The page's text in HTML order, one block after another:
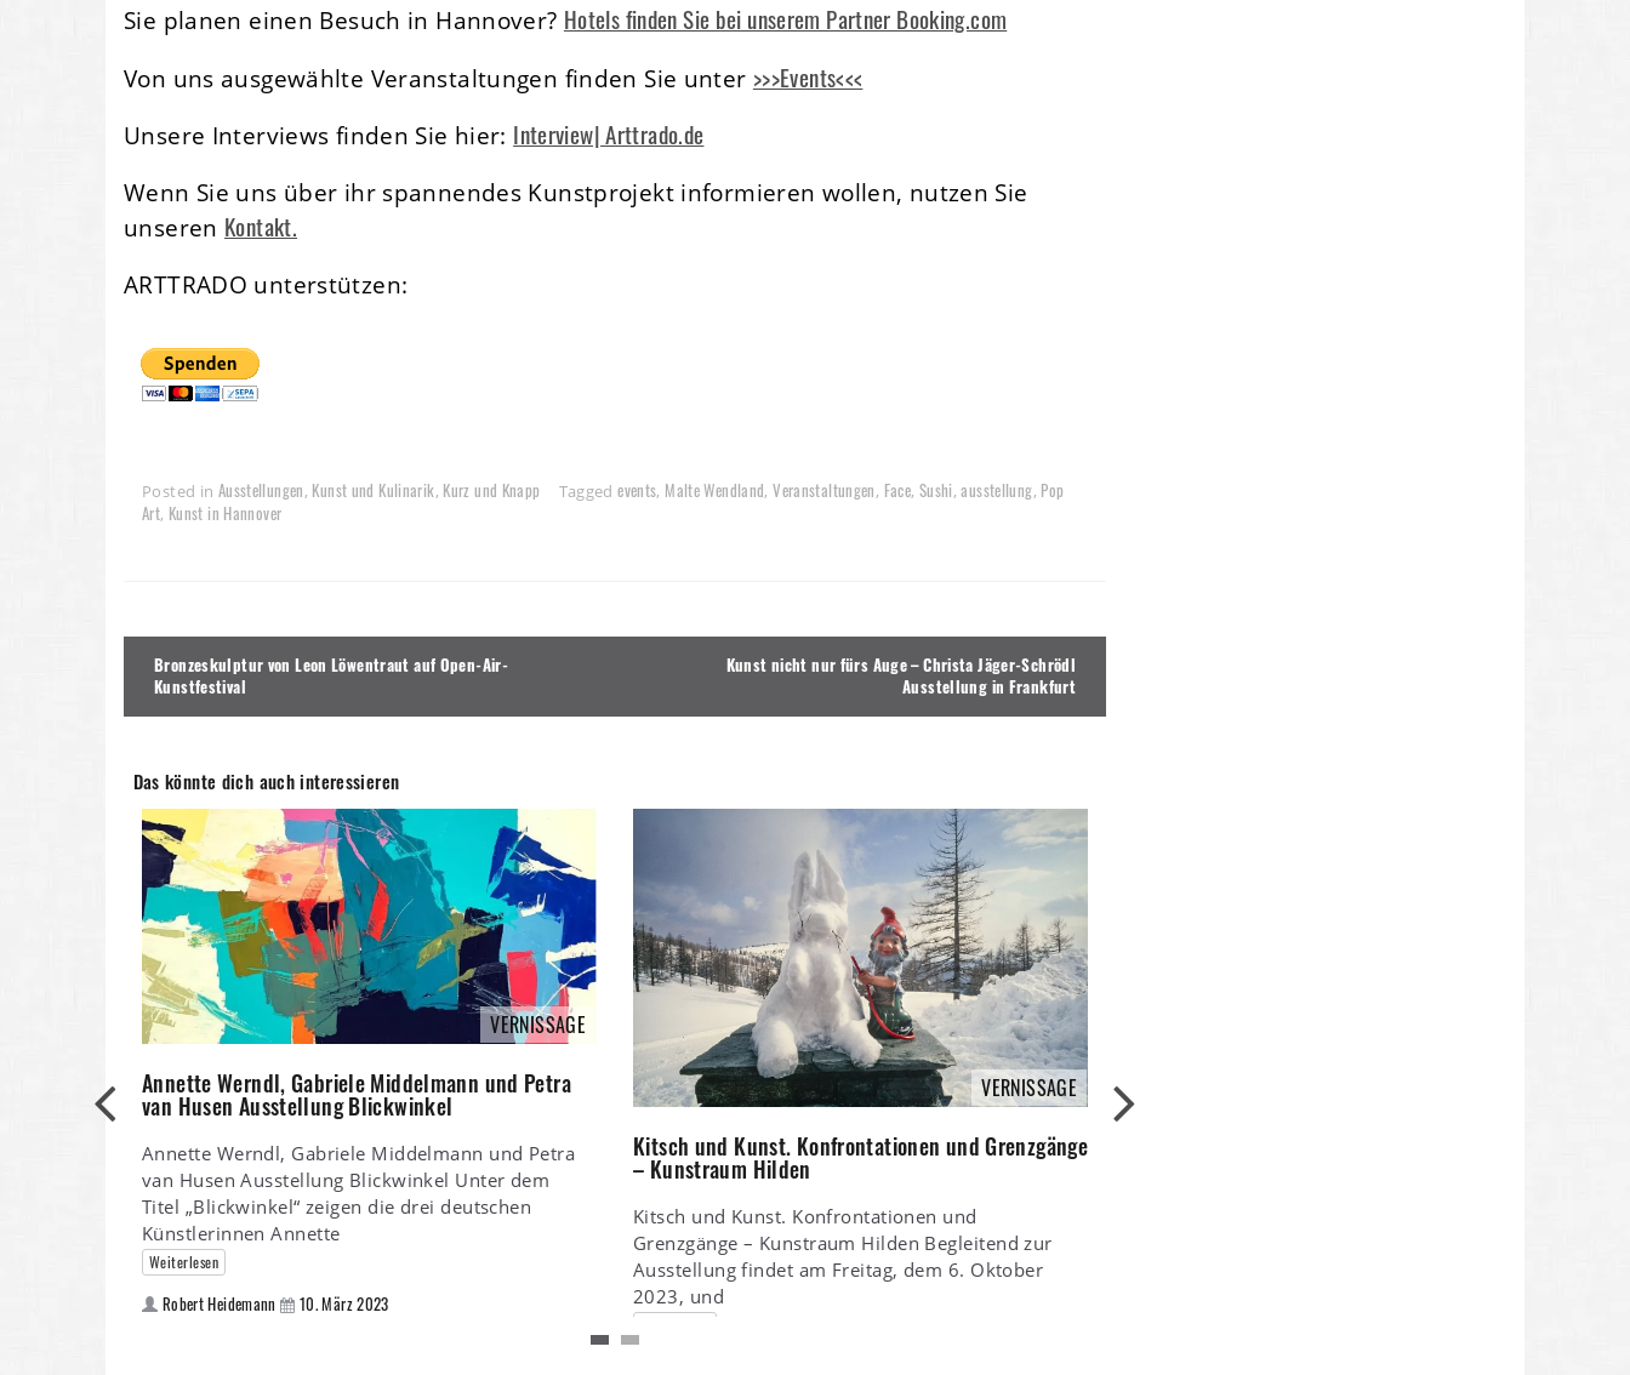
Sie planen einen Besuch in Hannover? Hotels finden Sie bei unserem Partner Booking.com
Von uns ausgewählte Veranstaltungen finden Sie unter >>>Events<<<
Unsere Interviews finden Sie hier: Interview| Arttrado.de
Wenn Sie uns über ihr spannendes Kunstprojekt informieren wollen, nutzen Sie
unseren Kontakt.
ARTTRADO unterstützen:
Posted in Ausstellungen, Kunst und Kulinarik, Kurz und Knapp Taggedevents, Malte Wendland,Veranstaltungen, Face, Sushi,ausstellung, Pop
Art, Kunst in Hannover
Beitragsnavigation
Bronzeskulptur von Leon Löwentraut auf Open-Air-
Kunstfestival
Kunst nicht nur fürs Auge – Christa Jäger-Schrödl
Ausstellung in Frankfurt
Das könnte dich auch interessieren
VERNISSAGE
Annette Werndl, Gabriele Middelmann und Petra
van Husen Ausstellung Blickwinkel
Annette Werndl, Gabriele Middelmann und Petra
van Husen Ausstellung Blickwinkel Unter dem
Titel „Blickwinkel“ zeigen die drei deutschen
Künstlerinnen Annette
Weiterlesen
Robert Heidemann 10. März 2023
VERNISSAGE
Kitsch und Kunst. Konfrontationen und Grenzgänge
– Kunstraum Hilden
Kitsch und Kunst. Konfrontationen und
Grenzgänge – Kunstraum Hilden Begleitend zur
Ausstellung findet am Freitag, dem 6. Oktober
2023, und
Spring